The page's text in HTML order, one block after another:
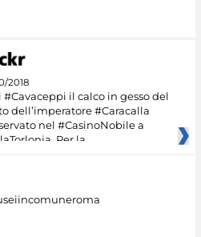
2018
#Cavaceppi il calco in gesso del
dell’imperatore #Caracalla
nel #CasinoNobile a
Per la